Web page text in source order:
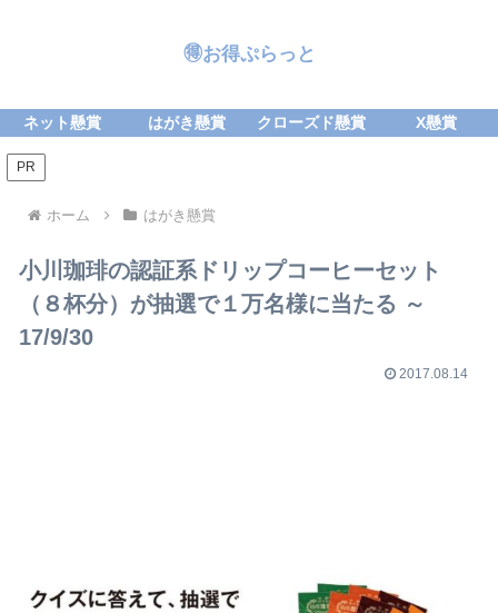
🉐お得ぷらっと
ネット懸賞 はがき懸賞 クローズド懸賞 X懸賞
PR
ホーム はがき懸賞
小川珈琲の認証系ドリップコーヒーセット
（８杯分）が抽選で１万名様に当たる ～
17/9/30
2017.08.14